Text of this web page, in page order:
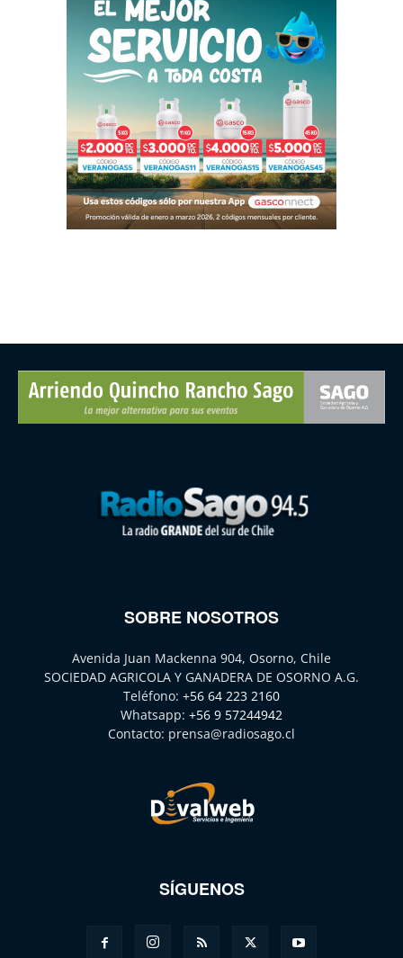
SOBRE NOSOTROS
Avenida Juan Mackenna 904, Osorno, Chile
SOCIEDAD AGRICOLA Y GANADERA DE OSORNO A.G.
Teléfono: +56 64 223 2160
Whatsapp: +56 9 57244942
Contacto: prensa@radiosago.cl
SÍGUENOS